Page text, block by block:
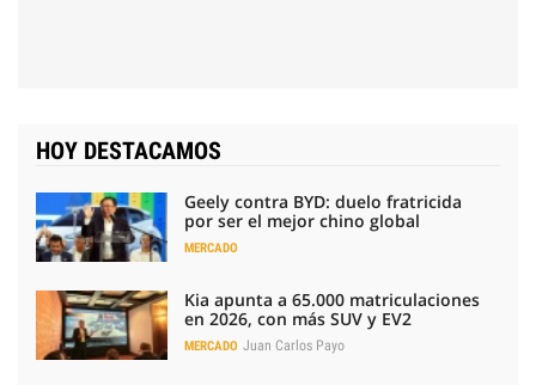
HOY DESTACAMOS
Geely contra BYD: duelo fratricida
por ser el mejor chino global
MERCADO
Kia apunta a 65.000 matriculaciones
en 2026, con más SUV y EV2
MERCADO Juan Carlos Payo